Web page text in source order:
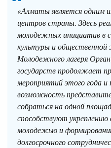
«Алматы является одним
центров страны. Здесь
молодежных инициатив в
культуры и общественной
Молодежного лагеря
государств продолжает
мероприятий этого года и
возможность
собраться на одной
способствуют укреплению
молодежью и
долгосрочного